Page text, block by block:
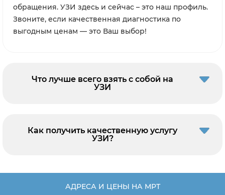
обращения. УЗИ здесь и сейчас – это наш профиль.
Звоните, если качественная диагностика по
выгодным ценам — это Ваш выбор!
Что лучше всего взять с собой на
УЗИ
Как получить качественную услугу
УЗИ?
АДРЕСА И ЦЕНЫ НА МРТ